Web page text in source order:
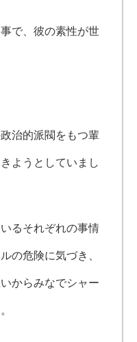
で、彼の素性が世
治的派閥をもつ輩
ようとしていまし
るそれぞれの事情
の危険に気づき、
からみなでシャー